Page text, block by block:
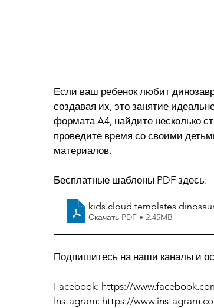
Если ваш ребенок любит
создавая их, это занятие
формата A4, найдите несколько
проведите время со своими
материалов.
Бесплатные шаблоны PDF здесь:
kids.cloud templates
Скачать PDF • 2.45MB
Подпишитесь на наши каналы и
Facebook: https://
Instagram: https://